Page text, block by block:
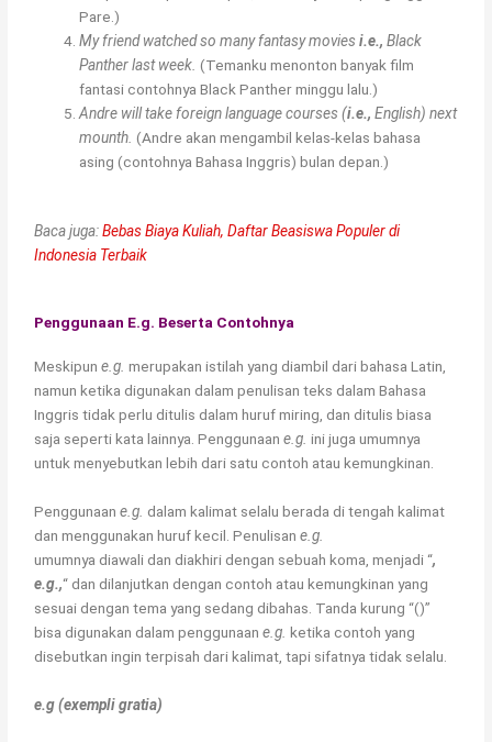
Pare.)
My friend watched so many fantasy moviesi.e.,Black
Panther last week.(Temanku menonton banyak film
fantasi contohnya Black Panther minggu lalu.)
Andre will take foreign language courses (i.e.,English) next
mounth.(Andre akan mengambil kelas-kelas bahasa
asing (contohnya Bahasa Inggris) bulan depan.)
Baca juga:Bebas Biaya Kuliah, Daftar Beasiswa Populer di
Indonesia Terbaik
Penggunaan E.g. Beserta Contohnya
Meskipune.g.merupakan istilah yang diambil dari bahasa Latin,
namun ketika digunakan dalam penulisan teks dalam Bahasa
Inggris tidak perlu ditulis dalam huruf miring, dan ditulis biasa
saja seperti kata lainnya. Penggunaane.g.ini juga umumnya
untuk menyebutkan lebih dari satu contoh atau kemungkinan.
Penggunaane.g.dalam kalimat selalu berada di tengah kalimat
dan menggunakan huruf kecil. Penulisane.g.
umumnya diawali dan diakhiri dengan sebuah koma, menjadi “,
e.g.,“dan dilanjutkan dengan contoh atau kemungkinan yang
sesuai dengan tema yang sedang dibahas. Tanda kurung “()”
bisa digunakan dalam penggunaane.g.ketika contoh yang
disebutkan ingin terpisah dari kalimat, tapi sifatnya tidak selalu.
e.g (exempli gratia)